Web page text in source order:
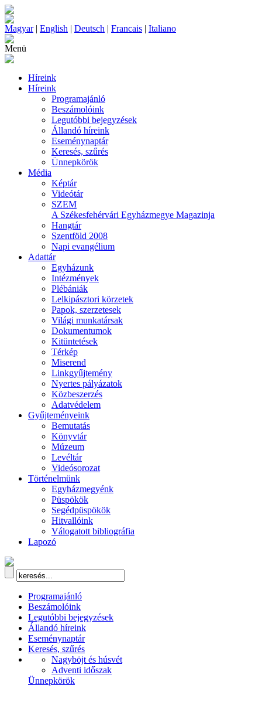
Magyar| English | Deutsch | Francais | Italiano
Menü
Híreink
Híreink
Programajánló
Beszámolóink
Legutóbbi bejegyzések
Állandó híreink
Eseménynaptár
Keresés, szűrés
Ünnepkörök
Média
Képtár
Videótár
SZEM
A Székesfehérvári Egyházmegye Magazinja
Hangtár
Szentföld 2008
Napi evangélium
Adattár
Egyházunk
Intézmények
Plébániák
Lelkipásztori körzetek
Papok, szerzetesek
Világi munkatársak
Dokumentumok
Kitüntetések
Térkép
Miserend
Linkgyűjtemény
Nyertes pályázatok
Közbeszerzés
Adatvédelem
Gyűjteményeink
Bemutatás
Könyvtár
Múzeum
Levéltár
Videósorozat
Történelmünk
Egyházmegyénk
Püspökök
Segédpüspökök
Hitvallóink
Válogatott bibliográfia
Lapozó
Programajánló
Beszámolóink
Legutóbbi bejegyzések
Állandó híreink
Eseménynaptár
Keresés, szűrés
Nagyböjt és húsvét
Adventi időszak
Ünnepkörök